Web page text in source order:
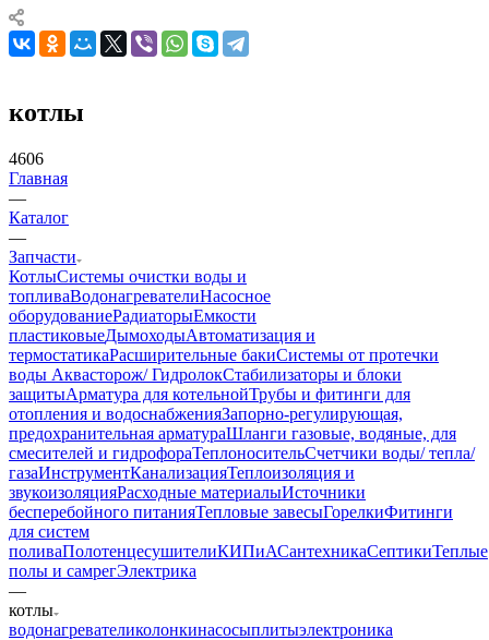
котлы
4606
Главная
—
Каталог
—
Запчасти
КотлыСистемы очистки воды и
топливаВодонагревателиНасосное
оборудованиеРадиаторыЕмкости
пластиковыеДымоходыАвтоматизация и
термостатикаРасширительные бакиСистемы от протечки
воды Аквасторож/ ГидролокСтабилизаторы и блоки
защитыАрматура для котельнойТрубы и фитинги для
отопления и водоснабженияЗапорно-регулирующая,
предохранительная арматураШланги газовые, водяные, для
смесителей и гидрофораТеплоносительСчетчики воды/ тепла/
газаИнструментКанализацияТеплоизоляция и
звукоизоляцияРасходные материалыИсточники
бесперебойного питанияТепловые завесыГорелкиФитинги
для систем
поливаПолотенцесушителиКИПиАСантехникаСептикиТеплые
полы и самрегЭлектрика
—
котлы
водонагревателиколонкинасосыплитыэлектроника